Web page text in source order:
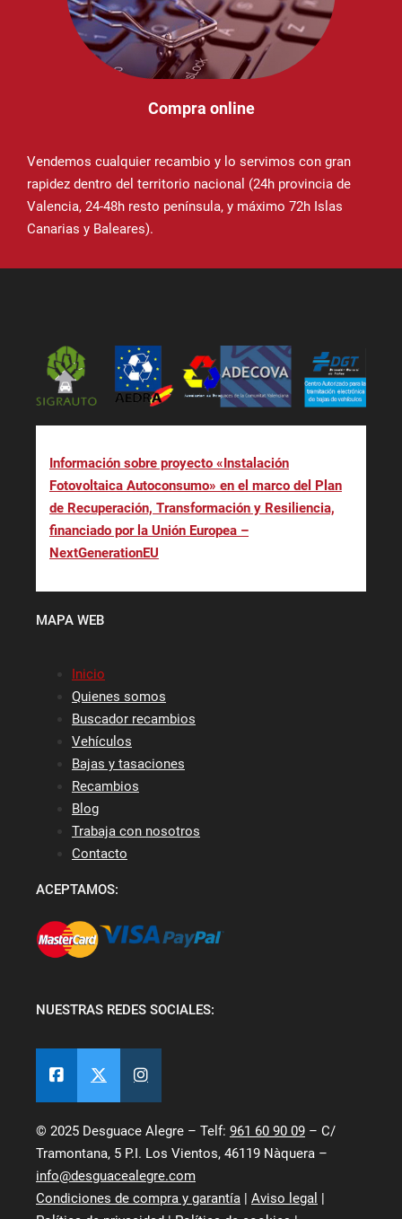
Compra online
Vendemos cualquier recambio y lo servimos con gran
rapidez dentro del territorio nacional (24h provincia de
Valencia, 24-48h resto península, y máximo 72h Islas
Canarias y Baleares).
Información sobre proyecto «Instalación
Fotovoltaica Autoconsumo» en el marco del Plan
de Recuperación, Transformación y Resiliencia,
financiado por la Unión Europea –
NextGenerationEU
MAPA WEB
Inicio
Quienes somos
Buscador recambios
Vehículos
Bajas y tasaciones
Recambios
Blog
Trabaja con nosotros
Contacto
ACEPTAMOS:
NUESTRAS REDES SOCIALES:
© 2025 Desguace Alegre – Telf: 961 60 90 09 – C/
Tramontana, 5 P.I. Los Vientos, 46119 Nàquera –
info@desguacealegre.com
Condiciones de compra y garantía | Aviso legal |